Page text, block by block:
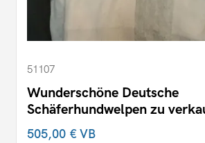
51107
Wunderschöne Deutsche
Schäferhundwelpen zu
505,00 €VB